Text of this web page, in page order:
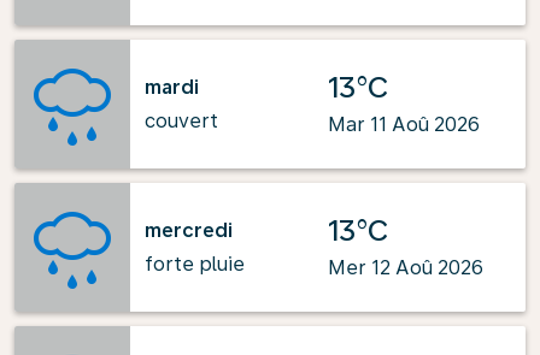
mardi
couvert
13°C
Mar 11 Aoû 2026
mercredi
forte pluie
13°C
Mer 12 Aoû 2026